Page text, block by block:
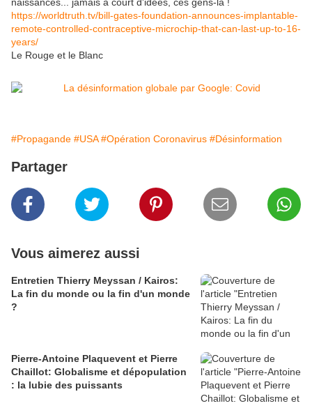
https://worldtruth.tv/bill-gates-foundation-announces-implantable-
remote-controlled-contraceptive-microchip-that-can-last-up-to-16-
years/
Le Rouge et le Blanc
#Propagande #USA #Opération Coronavirus #Désinformation
Partager
Vous aimerez aussi
Entretien Thierry Meyssan / Kairos:
La fin du monde ou la fin d'un monde
?
Pierre-Antoine Plaquevent et Pierre
Chaillot: Globalisme et dépopulation
: la lubie des puissants